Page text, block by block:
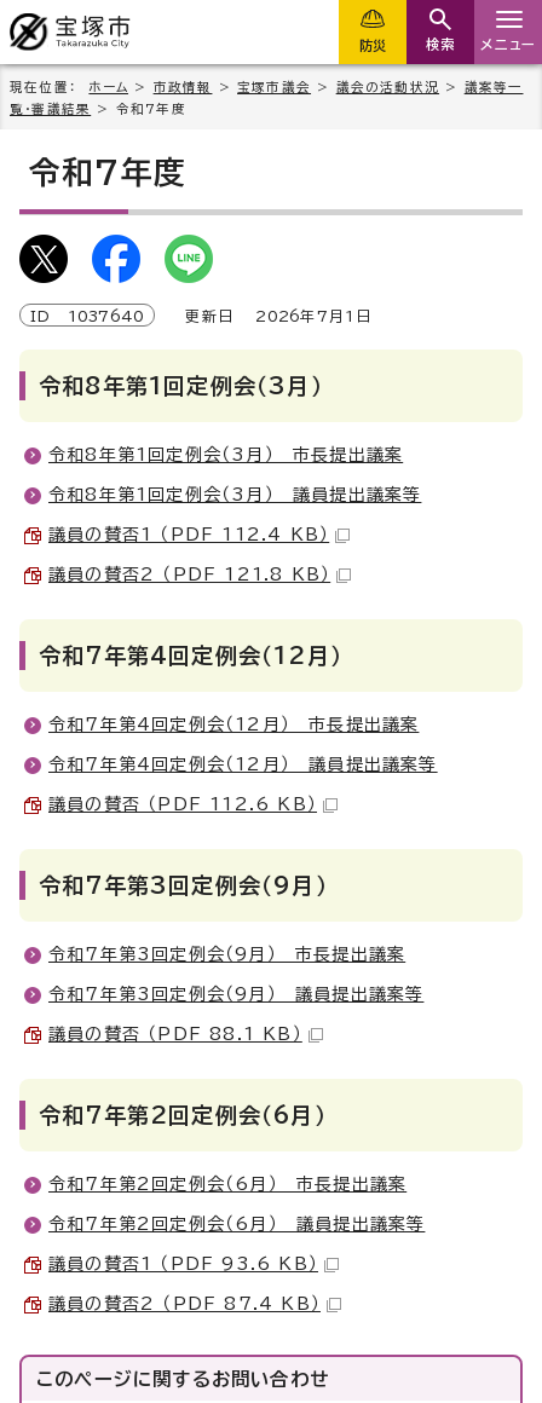
防災 検索 メニュー
現在位置： ホーム > 市政情報 >宝塚市議会 > 議会の活動状況 > 議案等一
覧・審議結果
> 令和7年度
令和7年度
ID 1037640 更新日 2026年7月1日
令和8年第1回定例会（3月）
令和8年第1回定例会（3月） 市長提出議案
令和8年第1回定例会（3月） 議員提出議案等
議員の賛否1 （PDF 112.4 KB）
議員の賛否2 （PDF 121.8 KB）
令和7年第4回定例会（12月）
令和7年第4回定例会（12月） 市長提出議案
令和7年第4回定例会（12月） 議員提出議案等
議員の賛否 （PDF 112.6 KB）
令和7年第3回定例会（9月）
令和7年第3回定例会（9月） 市長提出議案
令和7年第3回定例会（9月） 議員提出議案等
議員の賛否 （PDF 88.1 KB）
令和7年第2回定例会（6月）
令和7年第2回定例会（6月） 市長提出議案
令和7年第2回定例会（6月） 議員提出議案等
議員の賛否1 （PDF 93.6 KB）
議員の賛否2 （PDF 87.4 KB）
このページに関するお問い合わせ